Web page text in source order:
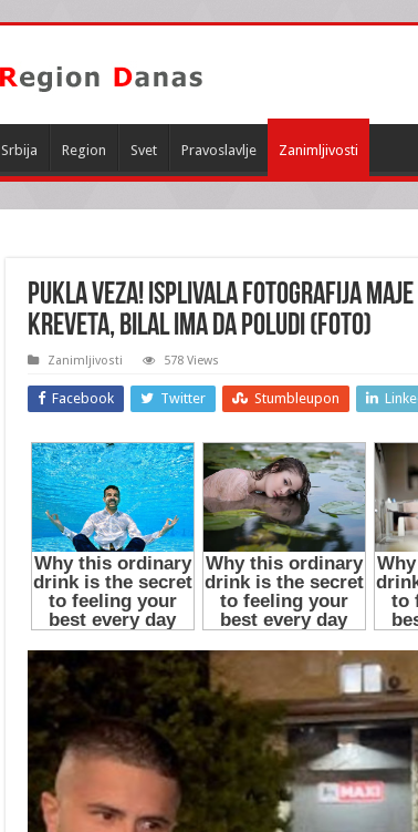
Srbija Region Svet Pravoslavlje Zanimljivosti
PUKLA VEZA! Isplivala fotografija Maje i
kreveta, Bilal ima da poludi (FOTO)
Zanimljivosti 578 Views
Facebook Twitter Stumbleupon